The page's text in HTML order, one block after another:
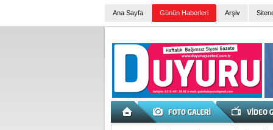
Ana Sayfa Günün Haberleri Arşiv